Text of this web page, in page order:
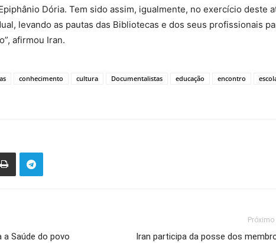
Dória. Tem sido assim, igualmente, no exercício deste
levando as pautas das Bibliotecas e dos seus profissionais
afirmou Iran.
conhecimento cultura Documentalistas educação encontro
a Saúde do povo
Iran participa da posse dos